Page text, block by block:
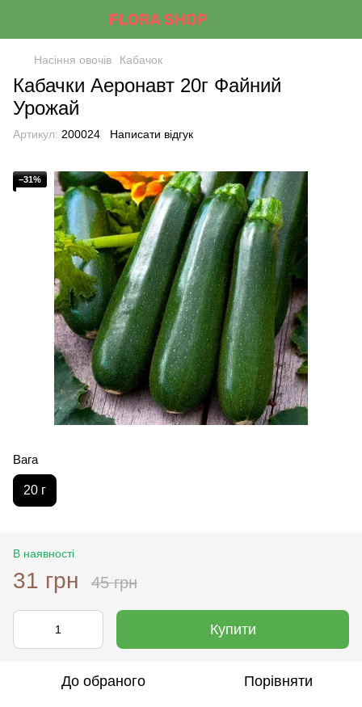
Насіння овочів Кабачок
Кабачки Аеронавт 20г Файний
Урожай
Артикул: 200024 Написати відгук
−31%
Вага
20 г
В наявності
31 грн 45 грн
Купити
До обраного Порівняти